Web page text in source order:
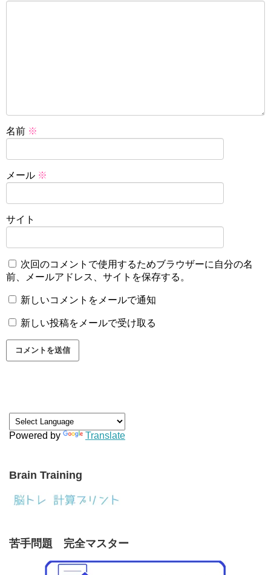
名前 ※
メール ※
サイト
次回のコメントで使用するためブラウザーに自分の名
前、メールアドレス、サイトを保存する。
新しいコメントをメールで通知
新しい投稿をメールで受け取る
Powered by Translate
Brain Training
苦手問題 完全マスター